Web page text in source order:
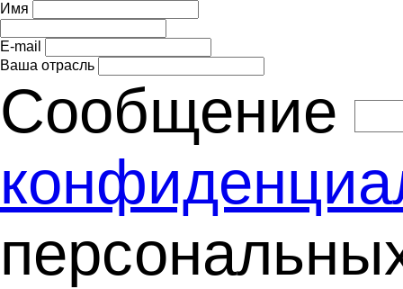
Имя
E-mail
Ваша отрасль
Сообщение